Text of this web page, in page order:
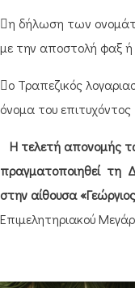
η δήλωση των
με την αποστολή φαξ ή
ο Τραπεζικός
όνομα του επιτυχόντος
Η τελετή απονομής
πραγματοποιηθεί τη
στην αίθουσα
Επιμελητηριακού